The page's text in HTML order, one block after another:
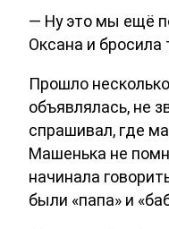
— Ну это мы ещё
Оксана и бросила
Прошло
объявлялась, не
спрашивал, где
Машенька не
начинала
были «папа» и